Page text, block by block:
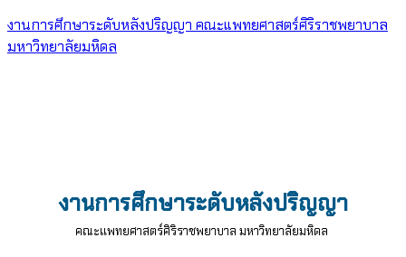
งานการศึกษาระดับหลังปริญญา คณะแพทยศาสตร์ศิริราชพยาบาล
มหาวิทยาลัยมหิดล
งานการศึกษาระดับหลังปริญญา
คณะแพทยศาสตร์ศิริราชพยาบาล มหาวิทยาลัยมหิดล